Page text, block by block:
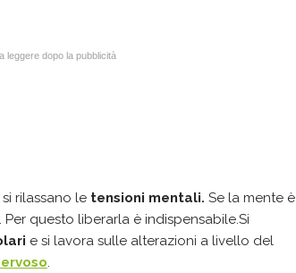
leggere dopo la pubblicità
rilassano le tensioni mentali. Se la mente è
questo liberarla è indispensabile.Si
e si lavora sulle alterazioni a livello del